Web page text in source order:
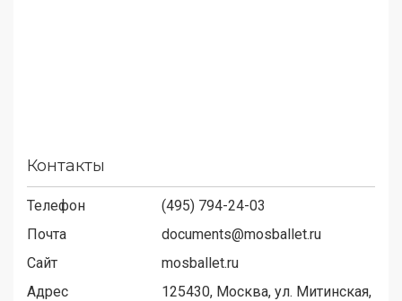
Контакты
Телефон
(495) 794-24-03
Почта
documents@mosballet.ru
Сайт
mosballet.ru
Адрес
125430, Москва, ул. Митинская,